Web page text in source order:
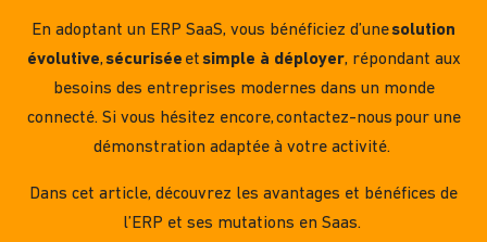
En adoptant un ERP SaaS, vous bénéficiez d’unesolution
évolutive,sécurisée etsimple à déployer, répondant aux
besoins des entreprises modernes dans un monde
connecté. Si vous hésitez encore, contactez-nous pour une
démonstration adaptée à votre activité.
Dans cet article, découvrez les avantages et bénéfices de
l’ERP et ses mutations en Saas.